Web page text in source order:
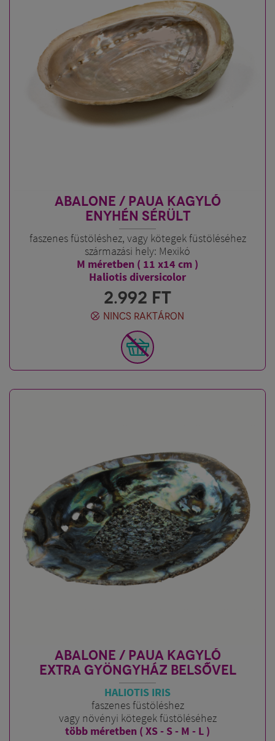
ABALONE / PAUA KAGYLÓ
ENYHÉN SÉRÜLT
faszenes füstöléshez, vagy kötegek füstöléséhez
származási hely: Mexikó
M méretben ( 11 x14 cm )
Haliotis diversicolor
2.992 FT
NINCS RAKTÁRON
ABALONE / PAUA KAGYLÓ
EXTRA GYÖNGYHÁZ BELSŐVEL
HALIOTIS IRIS
faszenes füstöléshez
vagy növényi kötegek füstöléséhez
több méretben ( XS - S - M - L )